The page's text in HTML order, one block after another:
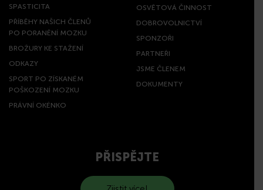
SPASTICITA
PŘÍBĚHY NAŠICH ČLENŮ
PO PORANĚNÍ MOZKU
BROŽURY KE STAŽENÍ
ODKAZY
SPORT PO ZÍSKANÉM
POŠKOZENÍ MOZKU
PRÁVNÍ OKÉNKO
OSVĚTOVÁ ČINNOST
DOBROVOLNICTVÍ
SPONZOŘI
PARTNEŘI
JSME ČLENEM
DOKUMENTY
PŘISPĚJTE